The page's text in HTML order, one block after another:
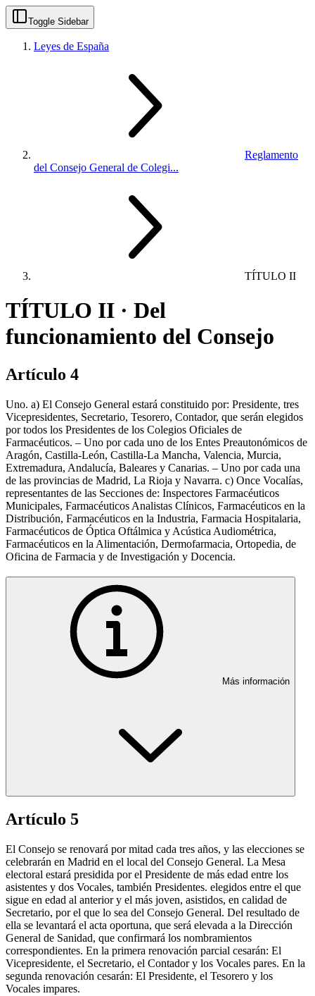
Toggle Sidebar
Leyes de España
Reglamento
del Consejo General de Colegi...
TÍTULO II
TÍTULO II · Del
funcionamiento del Consejo
Artículo 4
Uno. a) El Consejo General estará constituido por: Presidente, tres
Vicepresidentes, Secretario, Tesorero, Contador, que serán elegidos
por todos los Presidentes de los Colegios Oficiales de
Farmacéuticos. – Uno por cada uno de los Entes Preautonómicos de
Aragón, Castilla-León, Castilla-La Mancha, Valencia, Murcia,
Extremadura, Andalucía, Baleares y Canarias. – Uno por cada una
de las provincias de Madrid, La Rioja y Navarra. c) Once Vocalías,
representantes de las Secciones de: Inspectores Farmacéuticos
Municipales, Farmacéuticos Analistas Clínicos, Farmacéuticos en la
Distribución, Farmacéuticos en la Industria, Farmacia Hospitalaria,
Farmacéuticos de Óptica Oftálmica y Acústica Audiométrica,
Farmacéuticos en la Alimentación, Dermofarmacia, Ortopedia, de
Oficina de Farmacia y de Investigación y Docencia.
Más información
Artículo 5
El Consejo se renovará por mitad cada tres años, y las elecciones se
celebrarán en Madrid en el local del Consejo General. La Mesa
electoral estará presidida por el Presidente de más edad entre los
asistentes y dos Vocales, también Presidentes. elegidos entre el que
sigue en edad al anterior y el más joven, asistidos, en calidad de
Secretario, por el que lo sea del Consejo General. Del resultado de
ella se levantará el acta oportuna, que será elevada a la Dirección
General de Sanidad, que confirmará los nombramientos
correspondientes. En la primera renovación parcial cesarán: El
Vicepresidente, el Secretario, el Contador y los Vocales pares. En la
segunda renovación cesarán: El Presidente, el Tesorero y los
Vocales impares.